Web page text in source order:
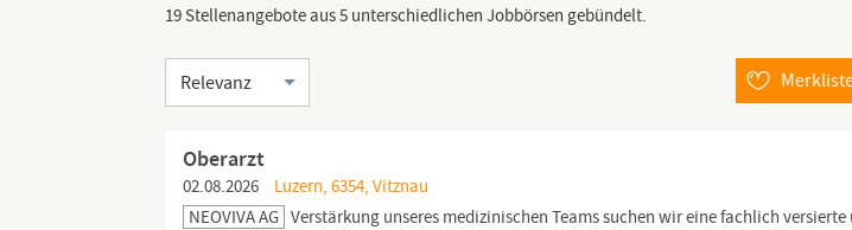
19 Stellenangebote aus 5 unterschiedlichen Jobbörsen gebündelt.
Sortierung
Oberarzt
02.08.2026
Luzern, 6354, Vitznau
NEOVIVA AG Verstärkung unseres medizinischen Teams suchen wir eine fachlich